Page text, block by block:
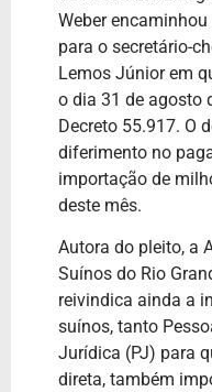
Weber
para o secretário-
Lemos Júnior em
o dia 31 de agosto
Decreto 55.917. O
diferimento no
importação de
deste mês.
Autora do pleito, a
Suínos do Rio
reivindica ainda a
suínos, tanto
Jurídica (PJ) para
direta, também